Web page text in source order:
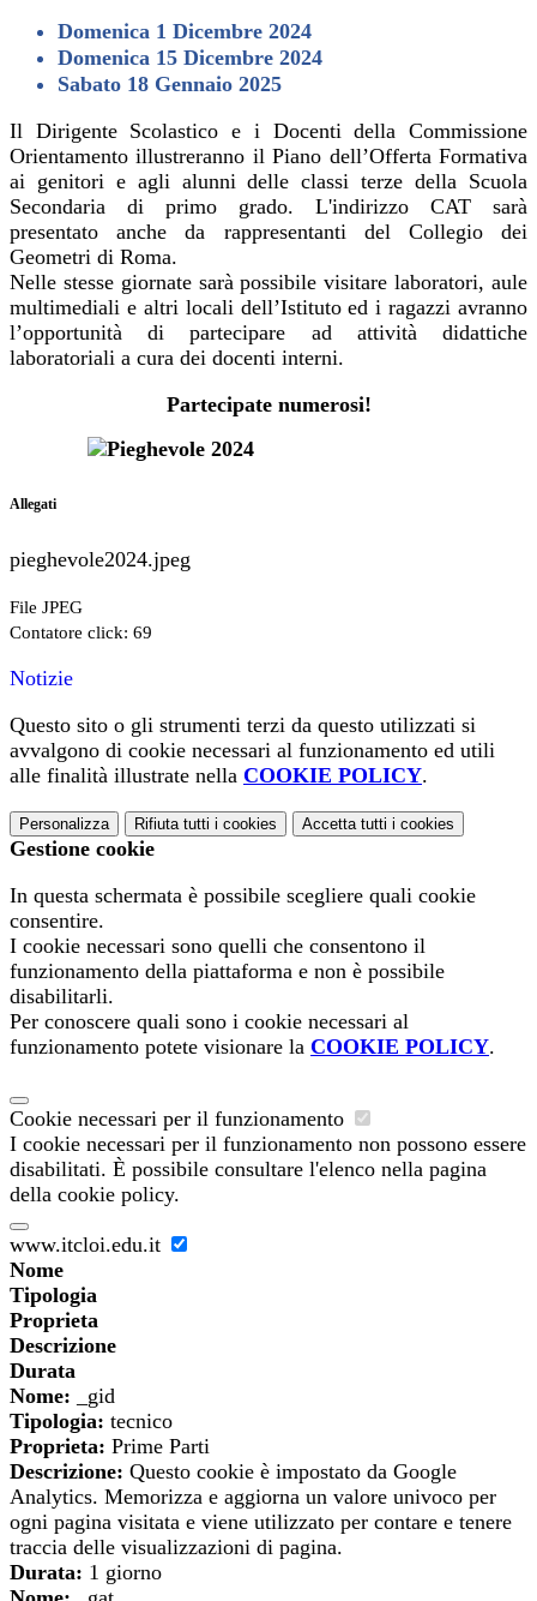
Domenica 1 Dicembre 2024
Domenica 15 Dicembre 2024
Sabato 18 Gennaio 2025
Il Dirigente Scolastico e i Docenti della Commissione
Orientamento illustreranno il Piano dell’Offerta Formativa
ai genitori e agli alunni delle classi terze della Scuola
Secondaria di primo grado. L'indirizzo CAT sarà
presentato anche da rappresentanti del Collegio dei
Geometri di Roma.
Nelle stesse giornate sarà possibile visitare laboratori, aule
multimediali e altri locali dell’Istituto ed i ragazzi avranno
l’opportunità di partecipare ad attività didattiche
laboratoriali a cura dei docenti interni.
Partecipate numerosi!
Allegati
pieghevole2024.jpeg
File JPEG
Contatore click: 69
Notizie
Questo sito o gli strumenti terzi da questo utilizzati si
avvalgono di cookie necessari al funzionamento ed utili
alle finalità illustrate nella COOKIE POLICY.
Personalizza Rifiuta tutti i cookies Accetta tutti i cookies
Gestione cookie
In questa schermata è possibile scegliere quali cookie
consentire.
I cookie necessari sono quelli che consentono il
funzionamento della piattaforma e non è possibile
disabilitarli.
Per conoscere quali sono i cookie necessari al
funzionamento potete visionare la COOKIE POLICY.
Cookie necessari per il funzionamento
I cookie necessari per il funzionamento non possono essere
disabilitati. È possibile consultare l'elenco nella pagina
della cookie policy.
www.itcloi.edu.it
Nome
Tipologia
Proprieta
Descrizione
Durata
Nome: _gid
Tipologia: tecnico
Proprieta: Prime Parti
Descrizione: Questo cookie è impostato da Google
Analytics. Memorizza e aggiorna un valore univoco per
ogni pagina visitata e viene utilizzato per contare e tenere
traccia delle visualizzazioni di pagina.
Durata: 1 giorno